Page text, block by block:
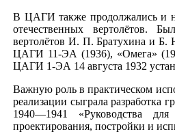
В ЦАГИ также продолжались и
отечественных вертолётов.
вертолётов И. П. Братухина и
ЦАГИ 11-ЭА (1936), «Омега»
ЦАГИ 1-ЭА 14 августа 1932
Важную роль в практическом
реализации сыграла разработка
1940—1941 «Руководства для
проектирования, постройки и